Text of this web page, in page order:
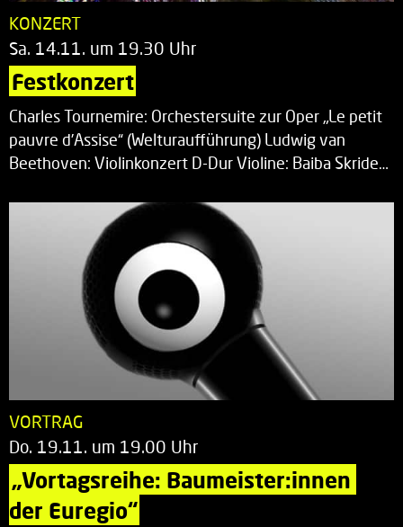
KONZERT
Sa. 14.11. um 19.30 Uhr
Festkonzert
Charles Tournemire: Orchestersuite zur Oper „Le petit
pauvre d’Assise“ (Welturaufführung) Ludwig van
Beethoven: Violinkonzert D-Dur Violine: Baiba Skride…
VORTRAG
Do. 19.11. um 19.00 Uhr
„Vortagsreihe: Baumeister:innen
der Euregio“